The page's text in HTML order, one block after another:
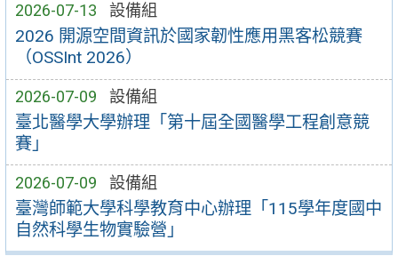
2026-07-13 設備組
2026 開源空間資訊於國家韌性應用黑客松競賽
（OSSInt 2026）
2026-07-09 設備組
臺北醫學大學辦理「第十屆全國醫學工程創意競
賽」
2026-07-09 設備組
臺灣師範大學科學教育中心辦理「115學年度國中
自然科學生物實驗營」